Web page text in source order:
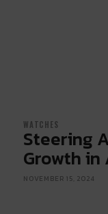
WATCHES
Steering
Growth in
NOVEMBER 15, 2024